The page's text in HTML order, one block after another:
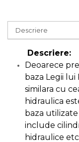
Densimetru
Accesorii Auto
Tester Baterie
Presa Arc
Cheie Roti
Cheie Bujii
Cheie Filtru Ulei
Capre &
Descriere
Descriere:
Deoarece
baza Legii lui
similara cu
hidraulica
baza
include
hidraulice